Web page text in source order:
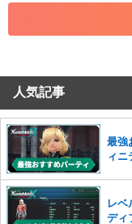
・その他、管理者
コメントの削除を申
せていただきます
※一度削除したコメ
さい。
また、過度な利用規約
った場合は、法的措置
かじめご理解ください
人気記事
最強
ィニ
レベ
ディ